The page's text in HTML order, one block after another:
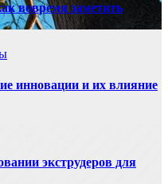
вовремя заметить
инновации и их влияние
экструдеров для